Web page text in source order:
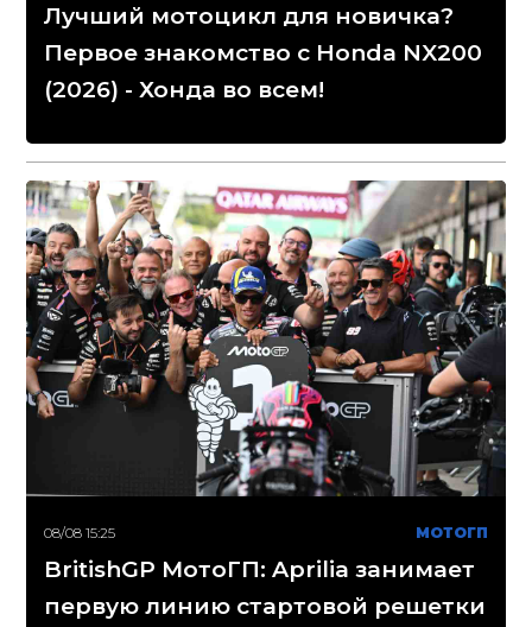
Лучший мотоцикл для новичка?
Первое знакомство с Honda NX200
(2026) - Хонда во всем!
08/08 15:25 МОТОГП
BritishGP МотоГП: Aprilia занимает
первую линию стартовой решетки